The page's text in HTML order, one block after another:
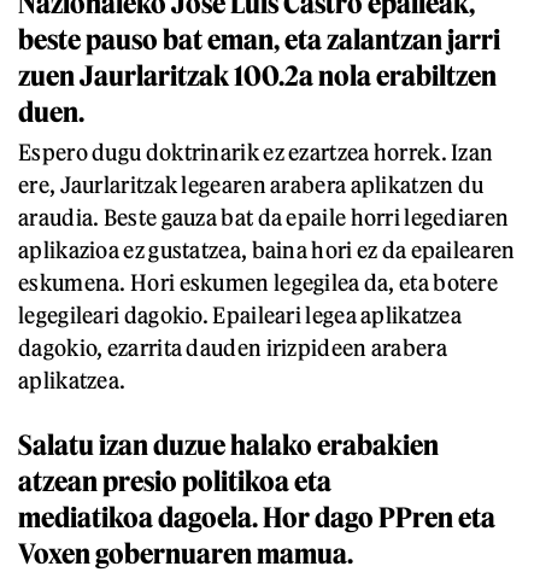
beste pauso bat eman, eta zalantzan jarri
zuen Jaurlaritzak 100.2a nola erabiltzen
duen.
Espero dugu doktrinarik ez ezartzea horrek. Izan
ere, Jaurlaritzak legearen arabera aplikatzen du
araudia. Beste gauza bat da epaile horri legediaren
aplikazioa ez gustatzea, baina hori ez da epailearen
eskumena. Hori eskumen legegilea da, eta botere
legegileari dagokio. Epaileari legea aplikatzea
dagokio, ezarrita dauden irizpideen arabera
aplikatzea.
Salatu izan duzue halako erabakien
atzean presio politikoa eta
mediatikoa dagoela. Hor dago PPren eta
Voxen gobernuaren mamua.